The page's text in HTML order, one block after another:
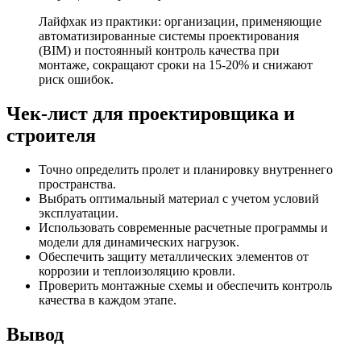
Лайфхак из практики: организации, применяющие
автоматизированные системы проектирования
(BIM) и постоянный контроль качества при
монтаже, сокращают сроки на 15-20% и снижают
риск ошибок.
Чек-лист для проектировщика и
строителя
Точно определить пролет и планировку внутреннего
пространства.
Выбрать оптимальный материал с учетом условий
эксплуатации.
Использовать современные расчетные программы и
модели для динамических нагрузок.
Обеспечить защиту металлических элементов от
коррозии и теплоизоляцию кровли.
Проверить монтажные схемы и обеспечить контроль
качества в каждом этапе.
Вывод